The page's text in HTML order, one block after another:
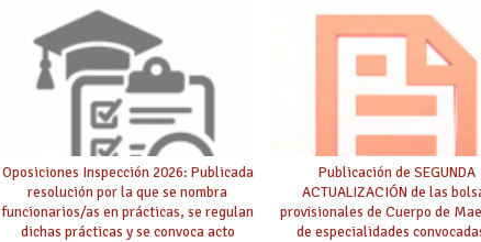
Oposiciones Inspección 2026: Publicada
resolución por la que se nombra
funcionarios/as en prácticas, se regulan
dichas prácticas y se convoca acto
Publicación de SEGUNDA
ACTUALIZACIÓN de las
provisionales de Cuerpo de
de especialidades